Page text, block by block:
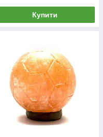
Купити